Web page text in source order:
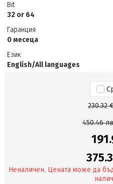
Bit
32 or 64
Гаранция
0 месеца
Език
English/All languages
230.32
450.46
Неналичен. Цената може да